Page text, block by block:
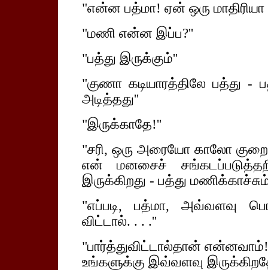
"என்ன பத்மா! ஏன் ஒரு மாதிரியா
"மணி என்ன இப்ப?''
"பத்து இருக்கும்''
"குணா கடியாரத்திலே பத்து -
அடித்தது''
"இருக்காதே!''
"சரி, ஒரு அரையோ காலோ
என் மனசைச்
இருக்கிறது - பத்து
"எப்படி, பத்மா, அவ்வளவு
விட்டால். . . .''
"பார்த்துவிட்டால்தான்
உங்களுக்கு இவ்வளவு